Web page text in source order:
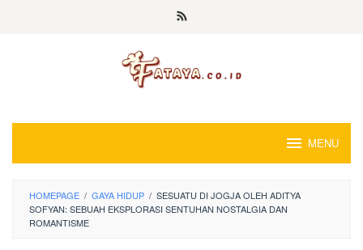
MENU
HOMEPAGE / GAYA HIDUP / SESUATU DI JOGJA OLEH ADITYA
SOFYAN: SEBUAH EKSPLORASI SENTUHAN NOSTALGIA DAN
ROMANTISME